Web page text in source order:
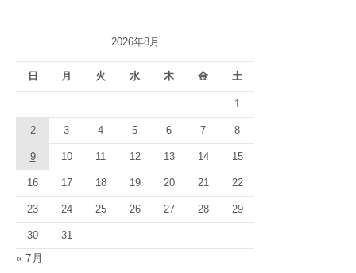
2026年8月
日 月 火 水 木 金 土
1
2 3 4 5 6 7 8
9 10 11 12 13 14 15
16 17 18 19 20 21 22
23 24 25 26 27 28 29
30 31
« 7月